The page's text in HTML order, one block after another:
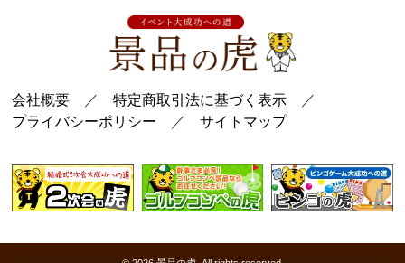
会社概要 ／特定商取引法に基づく表示 ／
プライバシーポリシー ／サイトマップ